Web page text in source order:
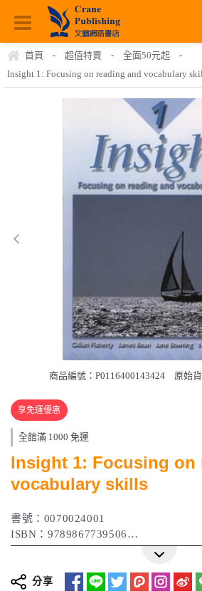
首頁 - 超值特賣 - 全面50元起
-
Insight 1: Focusing on reading and vocabulary
商品編號：P0116400143424 原始
享免運優惠
全館滿 1000 免運
Insight 1: Focusing on
vocabulary skills
書號：0070024001
ISBN：9789867739506
作者：Gillian / Jame / Nicholas /
分享